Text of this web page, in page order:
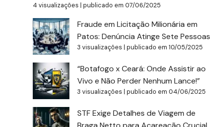
4 visualizações |publicado em 07/06/2025
Fraude em Licitação Milionária em
Patos: Denúncia Atinge Sete Pessoas
3 visualizações |publicado em 10/05/2025
“Botafogo x Ceará: Onde Assistir ao
Vivo e Não Perder Nenhum Lance!”
3 visualizações |publicado em 04/06/2025
STF Exige Detalhes de Viagem de